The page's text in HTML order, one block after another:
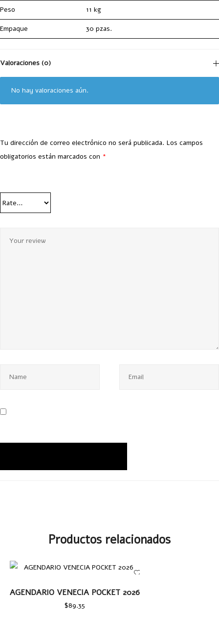
Peso 11 kg
Empaque 30 pzas.
Valoraciones (0)
No hay valoraciones aún.
Tu dirección de correo electrónico no será publicada. Los campos
obligatorios están marcados con *
Productos relacionados
AÑADIR AL CARRITO
AGENDARIO VENECIA POCKET 2026
$89.35